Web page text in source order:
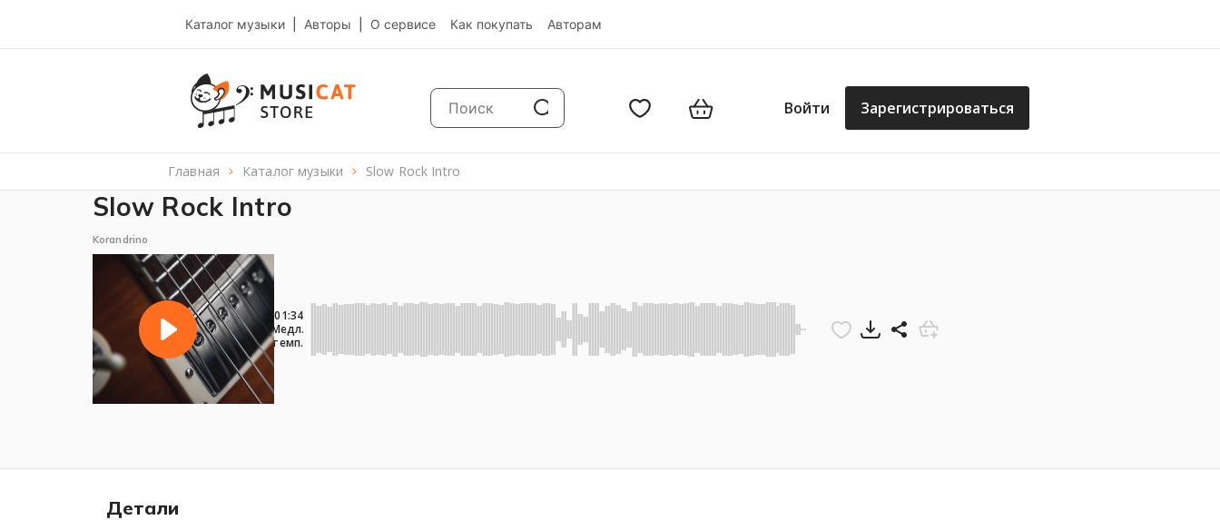
Каталог музыки Авторы О сервисе Как покупать Авторам
Войти Зарегистрироваться
Главная каталог музыки Slow Rock Intro
Slow Rock Intro
Korandrino
01:34
Медл.
темп.
Детали